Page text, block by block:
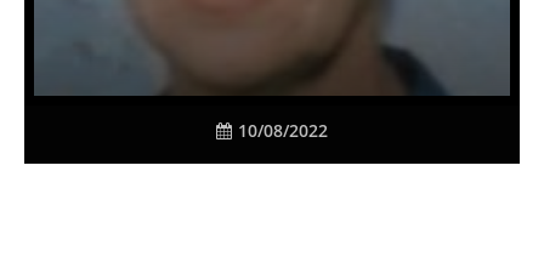
10/08/2022